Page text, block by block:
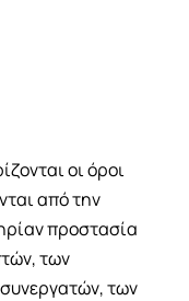
οι όροι
από την
προστασία
των
των